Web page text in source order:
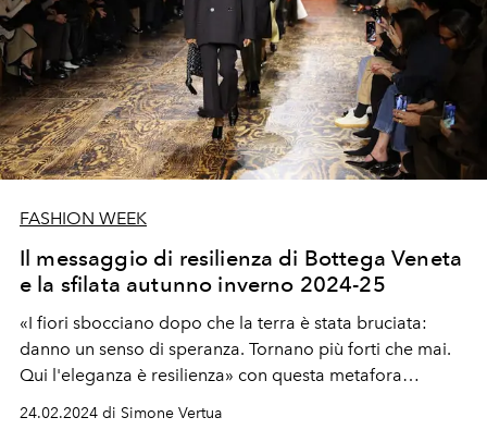
FASHION WEEK
Il messaggio di resilienza di Bottega Veneta
e la sfilata autunno inverno 2024-25
«I fiori sbocciano dopo che la terra è stata bruciata:
danno un senso di speranza. Tornano più forti che mai.
Qui l'eleganza è resilienza» con questa metafora
Matthieu Blazy presenta la sfilata donna e uomo
24.02.2024 di Simone Vertua